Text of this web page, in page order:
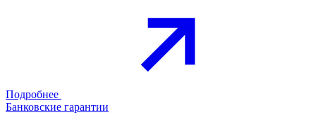
Подробнее
Банковские гарантии